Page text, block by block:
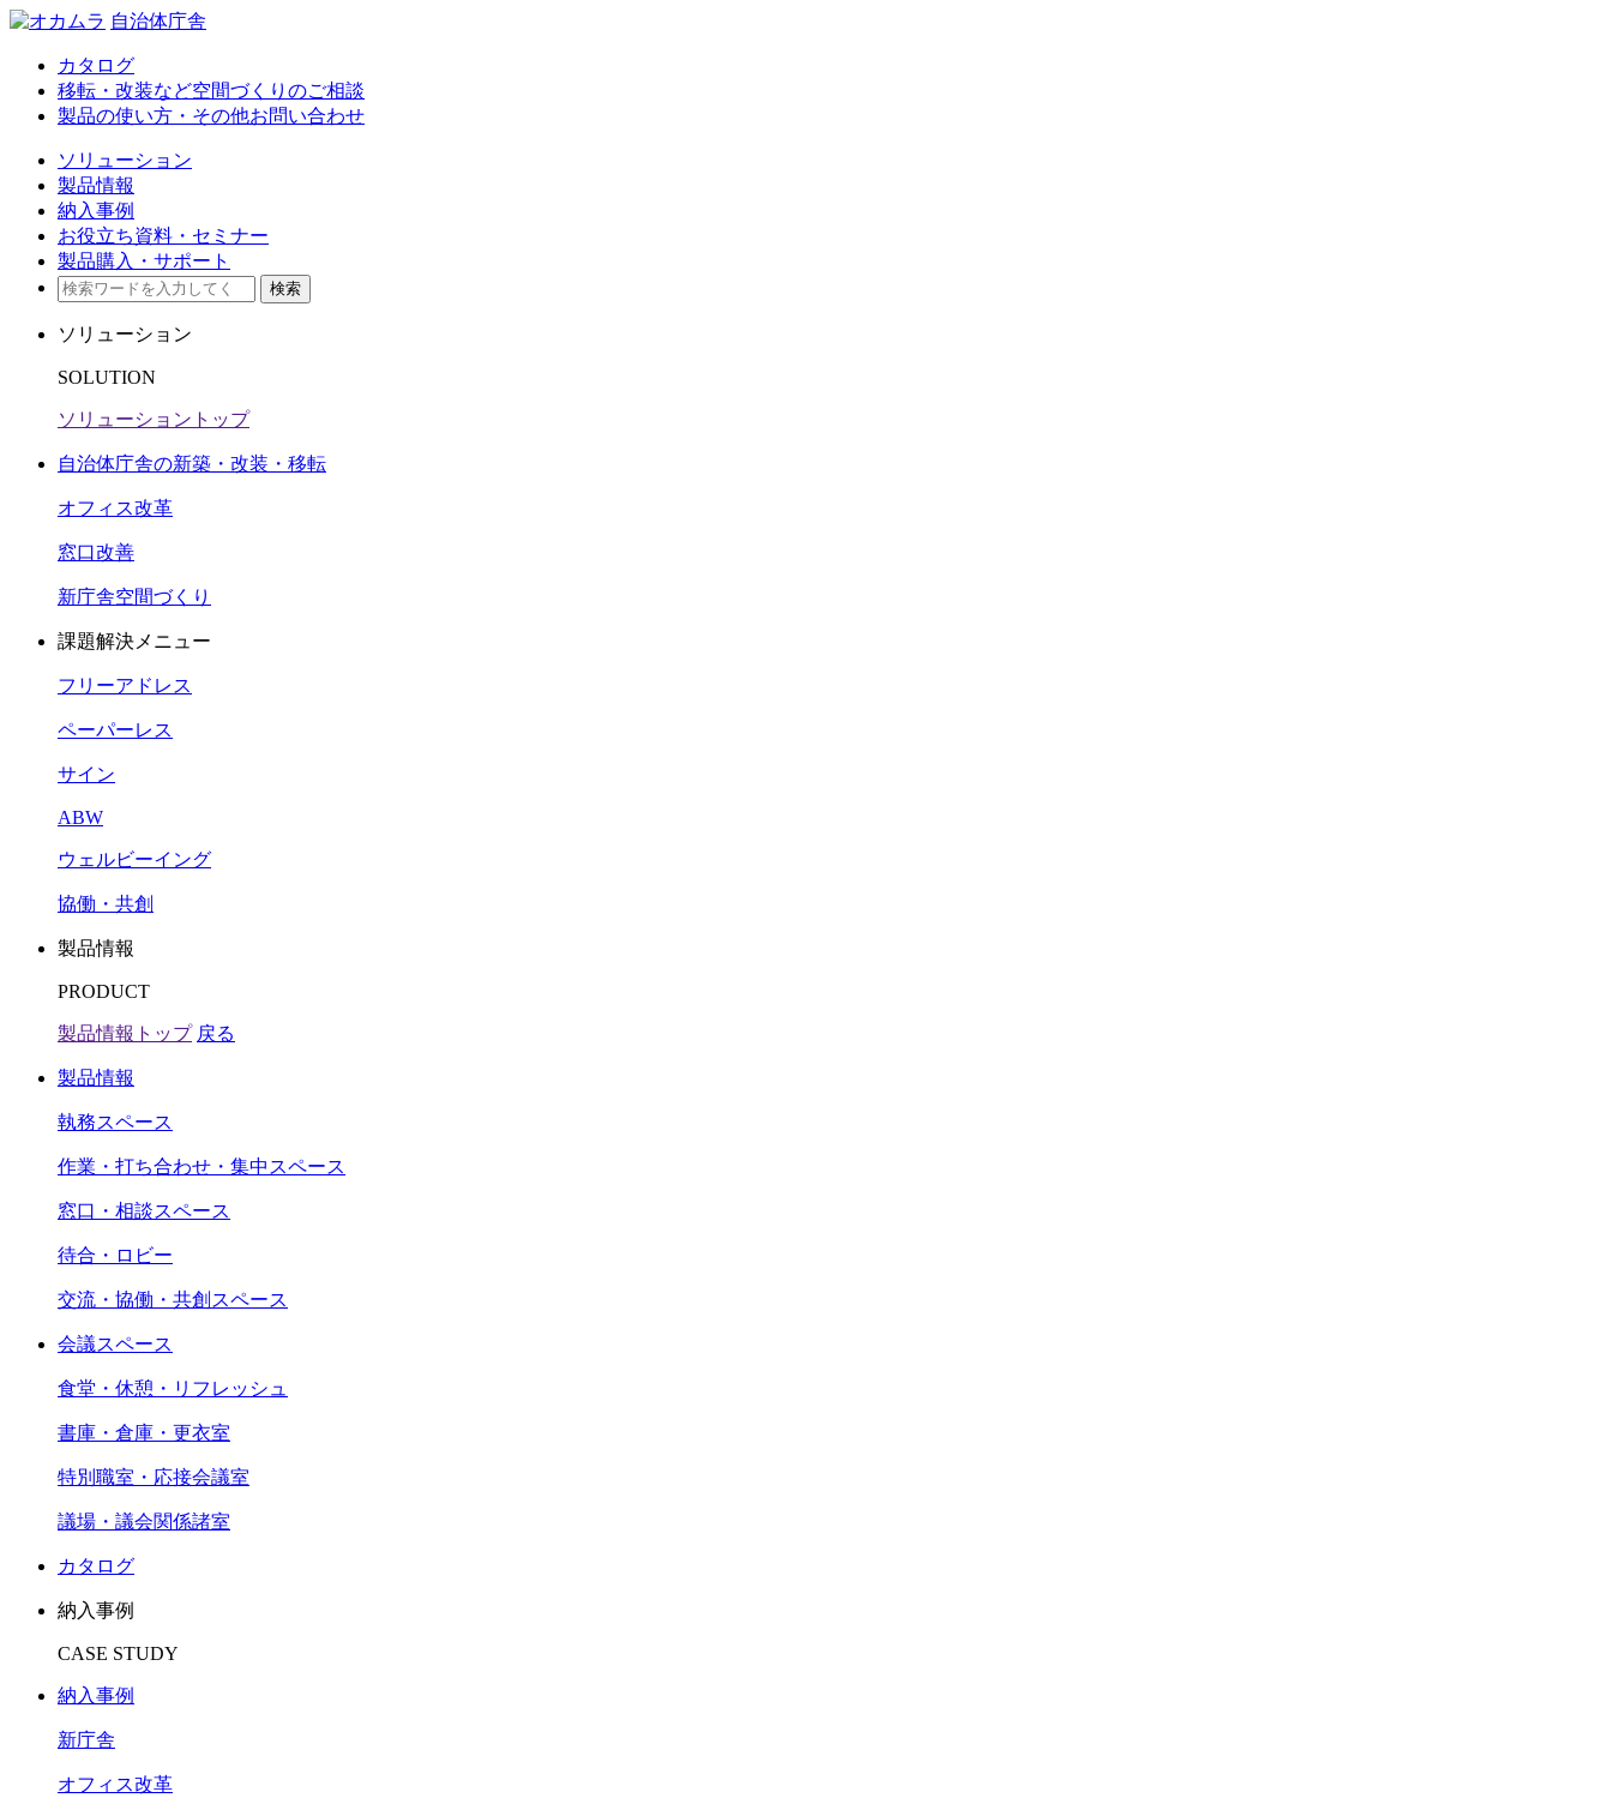
自治体庁舎
カタログ
移転・改装など空間づくりのご相談
製品の使い方・その他お問い合わせ
ソリューション
製品情報
納入事例
お役立ち資料・セミナー​
製品購入・サポート
検索
ソリューション
SOLUTION
ソリューショントップ
自治体庁舎の新築・改装・移転
オフィス改革
窓口改善
新庁舎空間づくり
課題解決メニュー
フリーアドレス
ペーパーレス
サイン
ABW
ウェルビーイング
協働・共創
製品情報
PRODUCT
製品情報トップ 戻る
製品情報
執務スペース
作業・打ち合わせ・集中スペース
窓口・相談スペース
待合・ロビー
交流・協働・共創スペース
会議スペース
食堂・休憩・リフレッシュ
書庫・倉庫・更衣室
特別職室・応接会議室
議場・議会関係諸室
カタログ
納入事例
CASE STUDY
納入事例
新庁舎
オフィス改革